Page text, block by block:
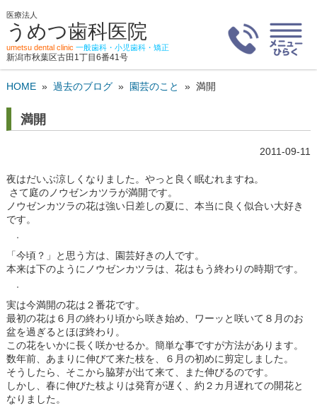
医療法人
うめつ歯科医院
umetsu dental clinic 一般歯科・小児歯科・矯正
新潟市秋葉区古田1丁目6番41号
HOME» 過去のブログ» 園芸のこと » 満開
満開
2011-09-11
夜はだいぶ涼しくなりました。やっと良く眠むれますね。
さて庭のノウゼンカツラが満開です。
ノウゼンカツラの花は強い日差しの夏に、本当に良く似合い大好き
です。
「今頃？」と思う方は、園芸好きの人です。
本来は下のようにノウゼンカツラは、花はもう終わりの時期です。
実は今満開の花は２番花です。
最初の花は６月の終わり頃から咲き始め、ワーッと咲いて８月のお
盆を過ぎるとほぼ終わり。
この花をいかに長く咲かせるか。簡単な事ですが方法があります。
数年前、あまりに伸びて来た枝を、６月の初めに剪定しました。
そうしたら、そこから脇芽が出て来て、また伸びるのです。
しかし、春に伸びた枝よりは発育が遅く、約２カ月遅れての開花と
なりました。